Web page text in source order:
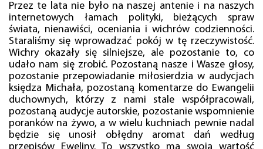
Przez te lata nie było na naszej antenie i na naszych
internetowych łamach polityki, bieżących spraw
świata, nienawiści, oceniania i wichrów codzienności.
Staraliśmy się wprowadzać pokój w tę rzeczywistość.
Wichry okazały się silniejsze, ale pozostanie to, co
udało nam się zrobić. Pozostaną nasze i Wasze głosy,
pozostanie przepowiadanie miłosierdzia w audycjach
księdza Michała, pozostaną komentarze do Ewangelii
duchownych, którzy z nami stale współpracowali,
pozostaną audycje autorskie, pozostanie wspomnienie
poranków na żywo, a w wielu kuchniach pewnie nadal
będzie się unosił obłędny aromat dań według